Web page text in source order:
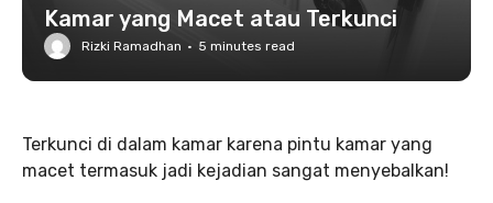
Kamar yang Macet atau Terkunci
Rizki Ramadhan · 5 minutes read
Terkunci di dalam kamar karena pintu kamar yang
macet termasuk jadi kejadian sangat menyebalkan!